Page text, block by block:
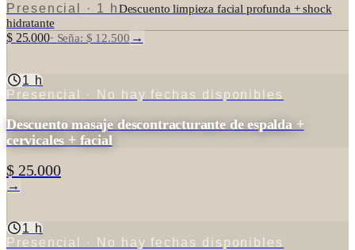
Presencial · 1 hDescuento limpieza facial profunda + shock
hidratante
$ 25.000· Seña: $ 12.500 →
1 h
Presencial
· No hay fechas disponibles
Descuento masaje descontracturante de espalda +
cervicales + facial
$ 25.000
→
1 h
Presencial
· No hay fechas disponibles